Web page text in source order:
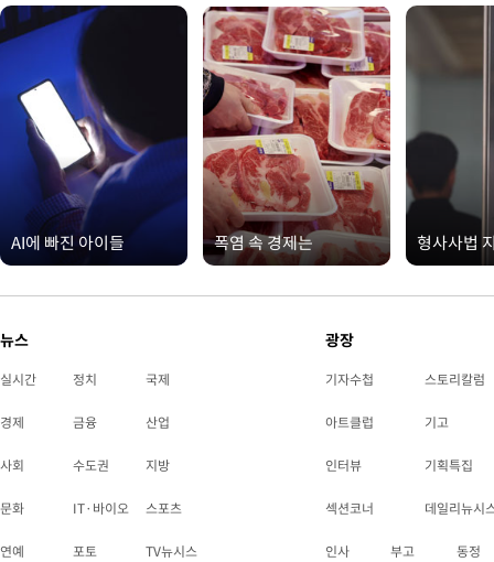
AI에 빠진 아이들 폭염 속 경제는 형사사법
뉴스
실시간 정치 국제
경제 금융 산업
사회 수도권 지방
문화 IT·바이오 스포츠
연예 포토 TV뉴시스
광장
기자수첩 스토리칼럼
아트클럽 기고
인터뷰 기획특집
섹션코너 데일리뉴시
인사 부고 동정